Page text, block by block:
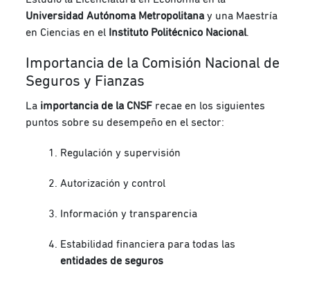
Universidad Autónoma Metropolitana y una Maestría
en Ciencias en el Instituto Politécnico Nacional.
Importancia de la Comisión Nacional de
Seguros y Fianzas
La importancia de la CNSF recae en los siguientes
puntos sobre su desempeño en el sector:
Regulación y supervisión
Autorización y control
Información y transparencia
Estabilidad financiera para todas las
entidades de seguros